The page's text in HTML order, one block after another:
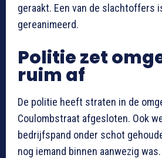
geraakt. Een van de slachtoffers
gereanimeerd.
Politie zet
ruim af
De politie heeft straten in de
Coulombstraat afgesloten. Ook
bedrijfspand onder schot
nog iemand binnen aanwezig